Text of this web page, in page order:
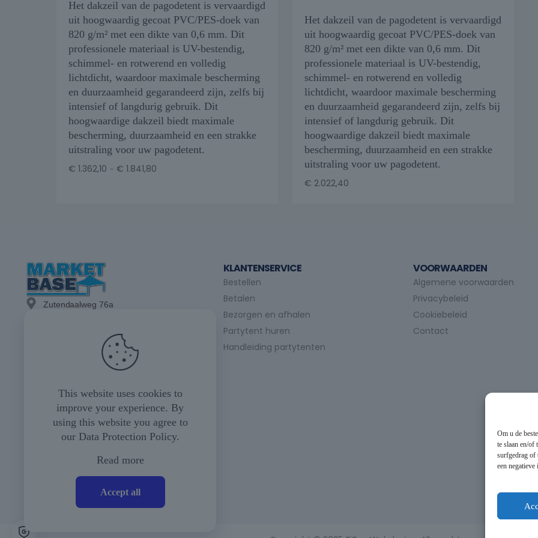
Om u de
te slaan en/of
surfgedrag of
een
Het dakzeil van de pagodetent is vervaardigd
uit hoogwaardig gecoat PVC/PES-doek van
820 g/m² met een dikte van 0,6 mm. Dit
professionele materiaal is UV-bestendig,
schimmel- en rotwerend en volledig
lichtdicht, waardoor maximale bescherming
en duurzaamheid gegarandeerd zijn, zelfs bij
intensief of langdurig gebruik. Dit
hoogwaardige dakzeil biedt maximale
bescherming, duurzaamheid en een strakke
uitstraling voor uw pagodetent.
€ 1.362,10 - € 1.841,80
Het dakzeil van de pagodetent is vervaardigd
uit hoogwaardig gecoat PVC/PES-doek van
820 g/m² met een dikte van 0,6 mm. Dit
professionele materiaal is UV-bestendig,
schimmel- en rotwerend en volledig
lichtdicht, waardoor maximale bescherming
en duurzaamheid gegarandeerd zijn, zelfs bij
intensief of langdurig gebruik. Dit
hoogwaardige dakzeil biedt maximale
bescherming, duurzaamheid en een strakke
uitstraling voor uw pagodetent.
€ 2.022,40
Zutendaalweg 76a
info@marketbase.be
+(32) 89/49.21.15
+(32) 475/24.98.07
+(32) 475/35.04.23
Maandag tot vrijdag08u00 tot 17u00
(op afspraak)
KLANTENSERVICE
Bestellen
Betalen
Bezorgen en afhalen
Partytent huren
Handleiding partytenten
VOORWAARDEN
Algemene voorwaarden
Privacybeleid
Cookiebeleid
Contact
This website uses cookies to
improve your experience. By
using this website you agree to
our Data Protection Policy.
Read more
Accept all